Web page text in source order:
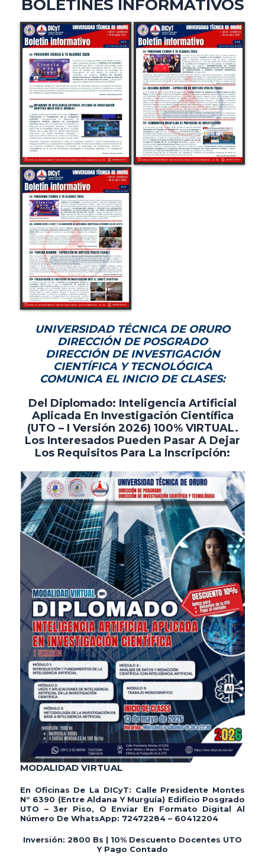
BOLETINES INFORMATIVOS
UNIVERSIDAD TÉCNICA DE ORURO
DIRECCIÓN DE POSGRADO
DIRECCIÓN DE INVESTIGACIÓN
CIENTÍFICA Y TECNOLÓGICA
COMUNICA EL INICIO DE CLASES:
Del Diplomado: Inteligencia Artificial
Aplicada En Investigación Científica
(UTO – I Versión 2026) 100% VIRTUAL.
Los Interesados Pueden Pasar A Dejar
Los Requisitos Para La Inscripción:
MODALIDAD VIRTUAL
En Oficinas De La DICyT: Calle Presidente Montes
N° 6390 (entre Aldana Y Murguía) Edificio Posgrado
UTO – 3er Piso, O Enviar En Formato Digital Al
Número De WhatsApp: 72472284 – 60412204
Inversión: 2800 Bs | 10% Descuento Docentes UTO
Y Pago Contado